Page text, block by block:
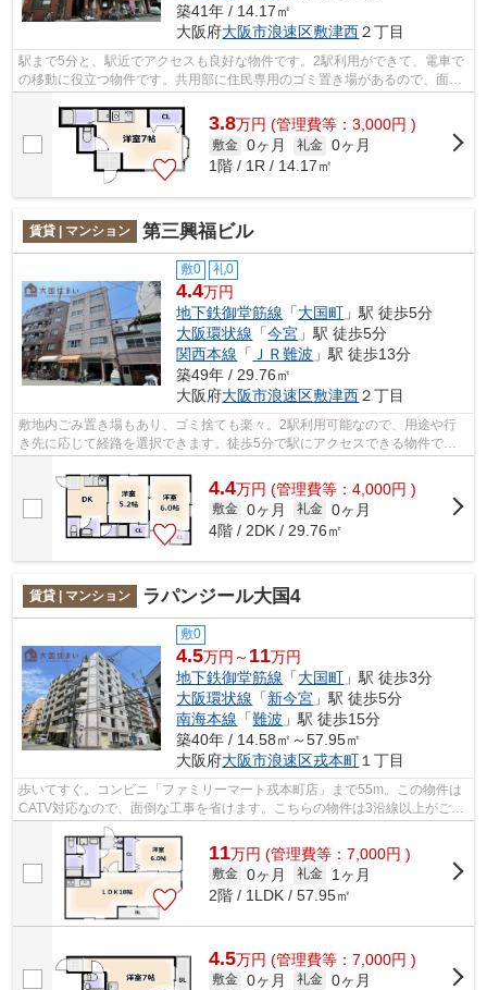
築41年 / 14.17㎡
大阪府大阪市浪速区敷津西２丁目
駅まで5分と、駅近でアクセスも良好な物件です。2駅利用ができて、電車で
の移動に役立つ物件です。共用部に住民専用のゴミ置き場があるので、面倒
なゴミ出しも楽になります。気になる...
3.8万円 (管理費等：3,000円 )
敷金 0ヶ月 礼金 0ヶ月
1階 / 1R / 14.17㎡
賃貸 | マンション 第三興福ビル
敷0 礼0
4.4万円
地下鉄御堂筋線 「大国町 」駅 徒歩5分
大阪環状線 「今宮 」駅 徒歩5分
関西本線 「 ＪＲ難波 」駅 徒歩13分
築49年 / 29.76㎡
大阪府大阪市浪速区敷津西２丁目
敷地内ごみ置き場もあり、ゴミ捨ても楽々。2駅利用可能なので、用途や行
き先に応じて経路を選択できます。徒歩5分で駅にアクセスできる物件で
4.4万円 (管理費等：4,000円 )
敷金 0ヶ月 礼金 0ヶ月
4階 / 2DK / 29.76㎡
賃貸 | マンション ラパンジール大国4
敷0
4.5万円～ 11万円
地下鉄御堂筋線 「大国町 」駅 徒歩3分
大阪環状線 「新今宮 」駅 徒歩5分
南海本線 「難波 」駅 徒歩15分
築40年 / 14.58㎡～57.95㎡
大阪府大阪市浪速区戎本町 １丁目
歩いてすぐ。コンビニ「ファミリーマート戎本町店」まで55m。この物件は
CATV対応なので、面倒な工事を省けます。こちらの物件は3沿線以上がご利
用いただけます。ゴミ出し24時間OKの物...
11万円 (管理費等：7,000円 )
敷金 0ヶ月 礼金
1ヶ月
2階 / 1LDK / 57.95㎡
4.5万円 (管理費等：7,000円 )
敷金 0ヶ月 礼金 0ヶ月